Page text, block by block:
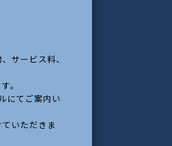
サービス料、
。
にてご案内い
いただきま